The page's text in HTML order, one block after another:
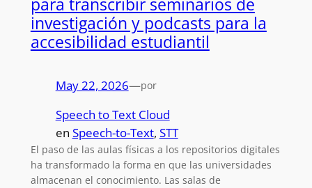
investigación y podcasts para la
accesibilidad estudiantil
May 22, 2026—por
Speech to Text Cloud
en Speech-to-Text, STT
El paso de las aulas físicas a los repositorios digitales
ha transformado la forma en que las universidades
almacenan el conocimiento. Las salas de